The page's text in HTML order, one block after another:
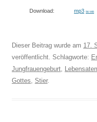
Download: mp3 56 MB
Dieser Beitrag wurde am 17.
veröffentlicht. Schlagworte:
Jungfrauengeburt,
Gottes, Stier.